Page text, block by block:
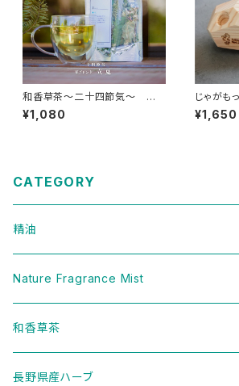
和香草茶～二十四節気～ 立
夏
¥1,080
じゃがも
ザー
¥1,650
CATEGORY
精油
樹木
ハーブ
セット
Nature Fragrance Mist
和香草茶
二十四節気ブレンド
長野県産ハーブ